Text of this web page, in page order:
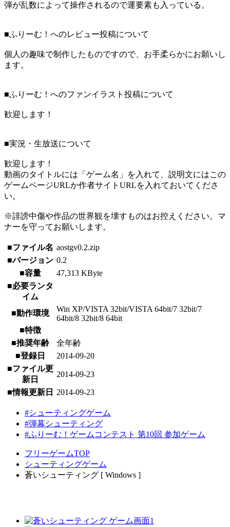
弾が乱数によって操作されるので運要素も入っている。
■ふりーむ！へのレビュー投稿について
個人の趣味で制作したものですので、お手柔らかにお願いし
ます。
■ふりーむ！へのファンイラスト投稿について
歓迎します！
■実況・生放送について
歓迎します！
動画のタイトルには「ゲーム名」を入れて、説明文にはこの
ゲームページURLか作者サイトURLを入れておいてくださ
い。
※誹謗中傷や作品の世界観を壊すものはお控えください。マ
ナーを守ってお願いします。
■ファイル名 aostgv0.2.zip
■バージョン 0.2
■容量
47,313 KByte
■必要ランタ
イム
■動作環境
Win XP/VISTA 32bit/VISTA 64bit/7 32bit/7
64bit/8 32bit/8 64bit
■特徴
■推奨年齢
全年齢
■登録日
2014-09-20
■ファイル更
新日
2014-09-23
■情報更新日 2014-09-23
#シューティングゲーム
#弾幕シューティング
#ふりーむ！ゲームコンテスト 第10回 参加ゲーム
フリーゲームTOP
シューティングゲーム
蒼いシューティング [ Windows ]